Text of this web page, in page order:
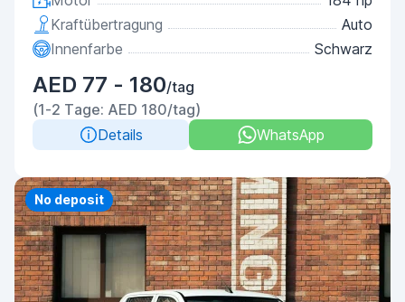
Kraftübertragung
Auto
Innenfarbe
Schwarz
AED 77 - 180/tag
(1-2 Tage: AED 180/tag)
Details
WhatsApp
No deposit